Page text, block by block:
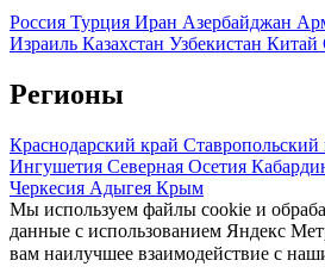
Россия Турция Иран Азербайджан
Израиль Казахстан Узбекистан Китай
Регионы
Краснодарский край Ставропольский
Ингушетия Северная Осетия
Черкесия Адыгея Крым
Мы используем файлы cookie и
данные с использованием Яндекс
вам наилучшее взаимодействие с